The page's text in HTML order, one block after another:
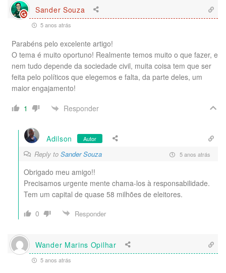
Sander Souza
5 anos atrás
Parabéns pelo excelente artigo!
O tema é muito oportuno! Realmente temos muito o que fazer, e
nem tudo depende da sociedade civil, muita coisa tem que ser
feita pelo políticos que elegemos e falta, da parte deles, um
maior engajamento!
1
Responder
Adilson Autor
Reply to Sander Souza 5 anos atrás
Obrigado meu amigo!!
Precisamos urgente mente chama-los à responsabilidade.
Tem um capital de quase 58 milhões de eleitores.
0
Responder
Wander Marins Opilhar
5 anos atrás